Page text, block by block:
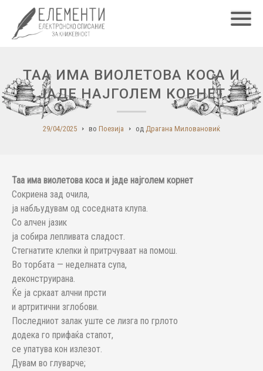
ТАА ИМА ВИОЛЕТОВА КОСА И
ЈАДЕ НАЈГОЛЕМ КОРНЕТ
29/04/2025 во Поезија од Драгана Миловановиќ
Таа има виолетова коса и јаде најголем корнет
Сокриена зад очила,
ја набљудувам од соседната клупа.
Со алчен јазик
ја собира лепливата сладост.
Стегнатите клепки ѝ притрчуваат на помош.
Во торбата — неделната супа,
деконструирана.
Ќе ја сркаат алчни прсти
и артритични зглобови.
Последниот залак уште се лизга по грлото
додека го прифаќа стапот,
се упатува кон излезот.
Дувам во глуварче;